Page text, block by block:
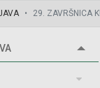
29. ZAVRŠNICA